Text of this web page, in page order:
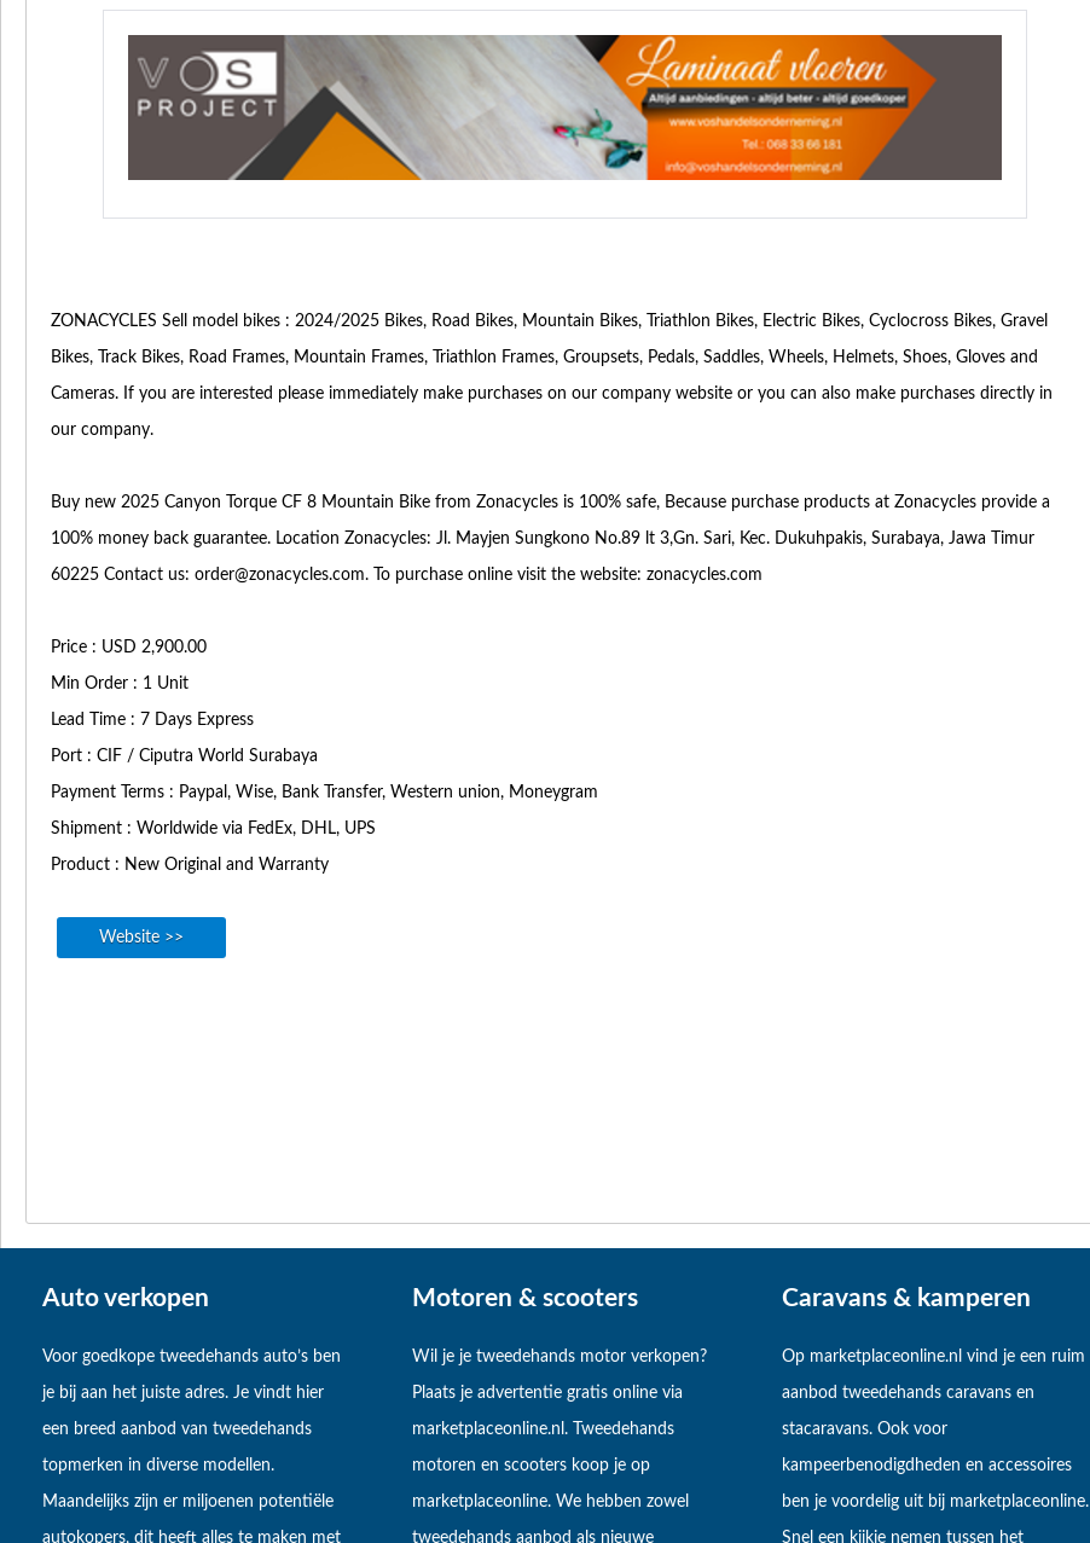
ZONACYCLES Sell model bikes : 2024/2025 Bikes, Road Bikes, Mountain Bikes, Triathlon Bikes, Electric Bikes, Cyclocross Bikes, Gravel
Bikes, Track Bikes, Road Frames, Mountain Frames, Triathlon Frames, Groupsets, Pedals, Saddles, Wheels, Helmets, Shoes, Gloves and
Cameras. If you are interested please immediately make purchases on our company website or you can also make purchases directly in
our company.
Buy new 2025 Canyon Torque CF 8 Mountain Bike from Zonacycles is 100% safe, Because purchase products at Zonacycles provide a
100% money back guarantee. Location Zonacycles: Jl. Mayjen Sungkono No.89 lt 3,Gn. Sari, Kec. Dukuhpakis, Surabaya, Jawa Timur
60225 Contact us: order@zonacycles.com. To purchase online visit the website: zonacycles.com
Price : USD 2,900.00
Min Order : 1 Unit
Lead Time : 7 Days Express
Port : CIF / Ciputra World Surabaya
Payment Terms : Paypal, Wise, Bank Transfer, Western union, Moneygram
Shipment : Worldwide via FedEx, DHL, UPS
Product : New Original and Warranty
Website >>
Auto verkopen
Voor goedkope tweedehands auto’s ben
je bij aan het juiste adres. Je vindt hier
een breed aanbod van tweedehands
topmerken in diverse modellen.
Maandelijks zijn er miljoenen potentiële
autokopers, dit heeft alles te maken met
Motoren & scooters
Wil je je tweedehands motor verkopen?
Plaats je advertentie gratis online via
marketplaceonline.nl. Tweedehands
motoren en scooters koop je op
marketplaceonline. We hebben zowel
tweedehands aanbod als nieuwe
Caravans & kamperen
Op marketplaceonline.nl vind je een ruim
aanbod tweedehands caravans en
stacaravans. Ook voor
kampeerbenodigdheden en accessoires
ben je voordelig uit bij marketplaceonline.
Snel een kijkje nemen tussen het